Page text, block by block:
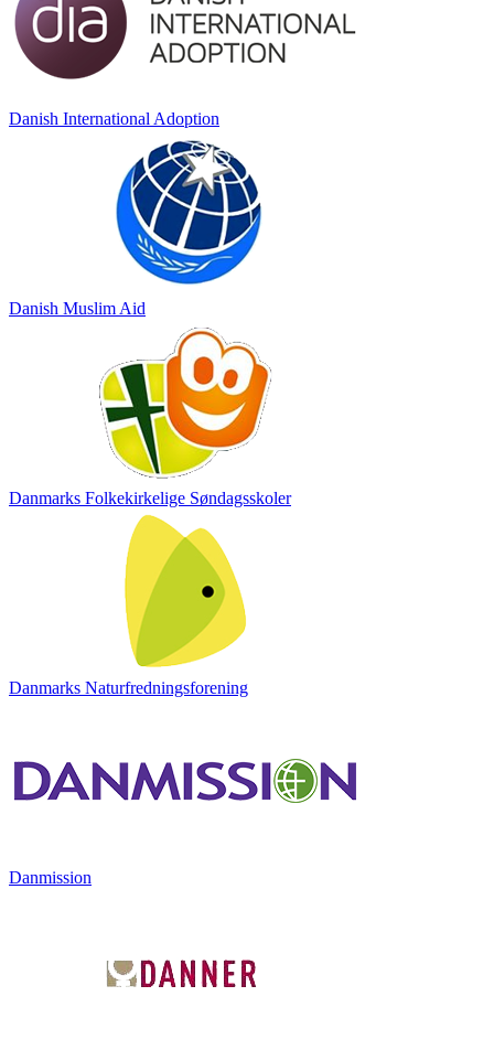
Danish International Adoption
Danish Muslim Aid
Danmarks Folkekirkelige Søndagsskoler
Danmarks Naturfredningsforening
Danmission